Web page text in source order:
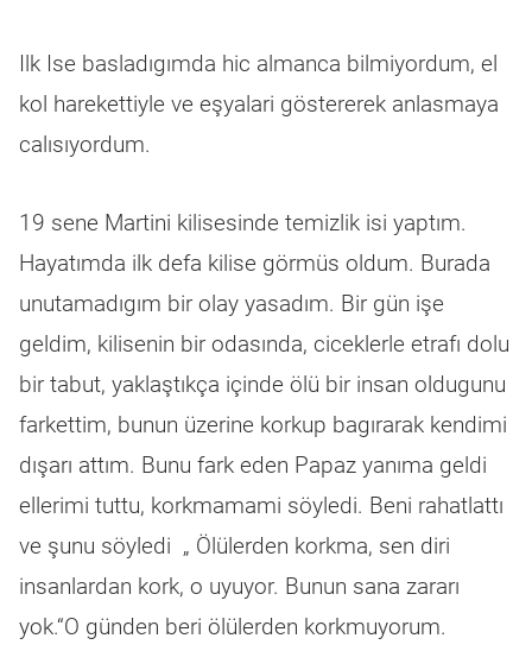
Ilk Ise basladıgımda hic almanca bilmiyordum, el
kol harekettiyle ve eşyalari göstererek anlasmaya
calısıyordum.
19 sene Martini kilisesinde temizlik isi yaptım.
Hayatımda ilk defa kilise görmüs oldum. Burada
unutamadıgım bir olay yasadım. Bir gün işe
geldim, kilisenin bir odasında, ciceklerle etrafı dolu
bir tabut, yaklaştıkça içinde ölü bir insan oldugunu
farkettim, bunun üzerine korkup bagırarak kendimi
dışarı attım. Bunu fark eden Papaz yanıma geldi
ellerimi tuttu, korkmamami söyledi. Beni rahatlattı
ve şunu söyledi „ Ölülerden korkma, sen diri
insanlardan kork, o uyuyor. Bunun sana zararı
yok.“O günden beri ölülerden korkmuyorum.